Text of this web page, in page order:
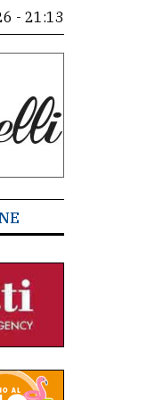
- 21:13